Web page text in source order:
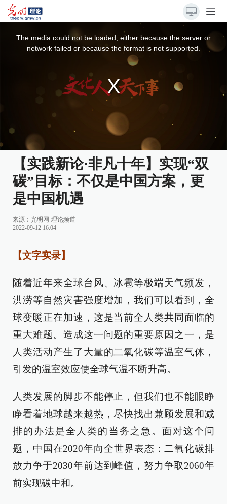
The media could not be loaded, either because the server or
network failed or because the format is not supported.
【实践新论·非凡十年】实现“双
碳”目标：不仅是中国方案，更
是中国机遇
来源： 光明网-理论频道
2022-09-12 16:04
【文字实录】
随着近年来全球台风、冰雹等极端天气频发，
洪涝等自然灾害强度增加，我们可以看到，全
球变暖正在加速，这是当前全人类共同面临的
重大难题。造成这一问题的重要原因之一，是
人类活动产生了大量的二氧化碳等温室气体，
引发的温室效应使全球气温不断升高。
人类发展的脚步不能停止，但我们也不能眼睁
睁看着地球越来越热，尽快找出兼顾发展和减
排的办法是全人类的当务之急。面对这个问
题，中国在2020年向全世界表态：二氧化碳排
放力争于2030年前达到峰值，努力争取2060年
前实现碳中和。